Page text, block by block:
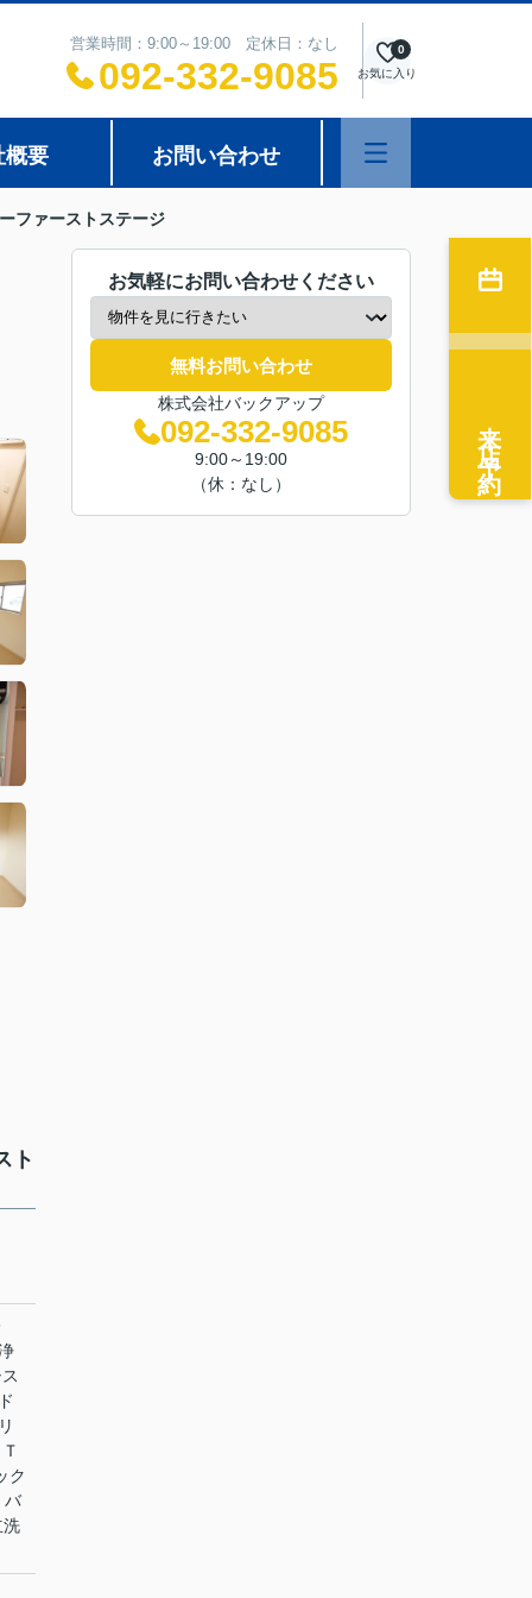
営業時間：9:00～19:00 定休日：なし
092-332-9085 お気に入り
0
概要 お問い合わせ
ファーストステージ
ト
ク
お気軽にお問い合わせください
無料お問い合わせ
株式会社バックアップ
092-332-9085
9:00～19:00
（休：なし）
来店予約